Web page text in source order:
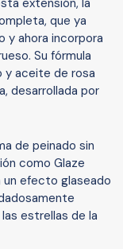
extensión, la
que ya
y ahora incorpora
Su fórmula
y aceite de rosa
desarrollada por
de peinado sin
como Glaze
efecto glaseado
estrellas de la